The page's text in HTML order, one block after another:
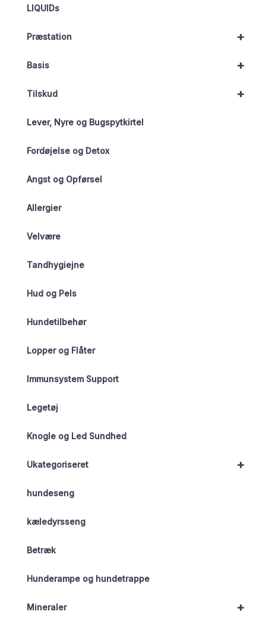
LIQUIDs
+
Præstation
+
Basis
+
Tilskud
Lever, Nyre og Bugspytkirtel
Fordøjelse og Detox
Angst og Opførsel
Allergier
Velvære
Tandhygiejne
Hud og Pels
Hundetilbehør
Lopper og Flåter
Immunsystem Support
Legetøj
Knogle og Led Sundhed
+
Ukategoriseret
hundeseng
kæledyrsseng
Betræk
Hunderampe og hundetrappe
+
Mineraler